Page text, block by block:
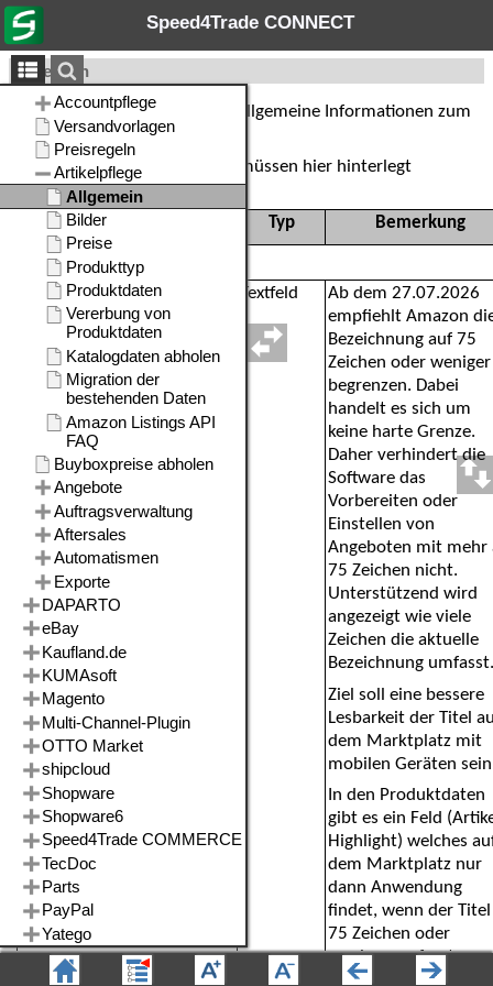
Speed4Trade CONNECT
Allgemein
In diesem Register geben Sie allgemeine Informationen zum
Artikel auf Amazon an.
Folgende Daten können bzw. müssen hier hinterlegt
werden:
Feld/Element
Typ
Bemerkung
Allgemein
Artikelbezeichnung
Textfeld
Ab dem 27.07.2026
empfiehlt Amazon
Bezeichnung auf 75
Zeichen oder
begrenzen. Dabei
handelt es sich um
keine harte Grenze.
Daher verhindert die
Software das
Vorbereiten oder
Einstellen von
Angeboten mit mehr
75 Zeichen nicht.
Unterstützend wird
angezeigt wie viele
Zeichen die aktuelle
Bezeichnung
Ziel soll eine bessere
Lesbarkeit der Titel
dem Marktplatz mit
mobilen Geräten
In den Produktdaten
gibt es ein Feld
Highlight) welches
dem Marktplatz nur
dann Anwendung
findet, wenn der Titel
75 Zeichen oder
weniger umfasst.